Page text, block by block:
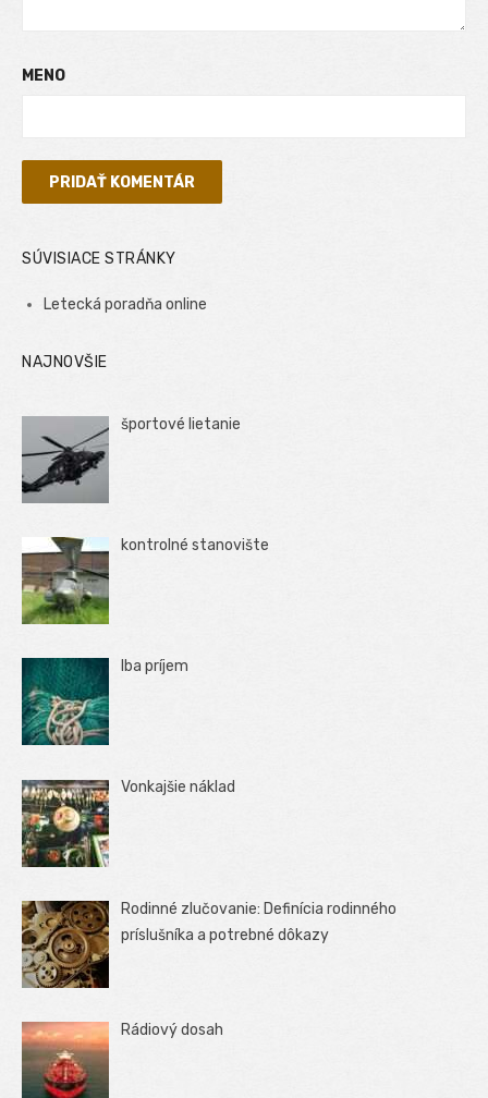
MENO
SÚVISIACE STRÁNKY
Letecká poradňa online
NAJNOVŠIE
športové lietanie
kontrolné stanovište
Iba príjem
Vonkajšie náklad
Rodinné zlučovanie: Definícia rodinného
príslušníka a potrebné dôkazy
Rádiový dosah